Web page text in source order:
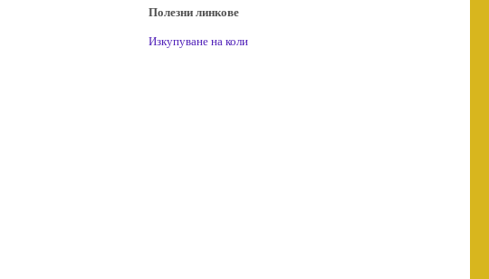
Полезни линкове
Изкупуване на коли